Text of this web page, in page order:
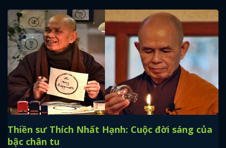
Thiền sư Thích Nhất Hạnh: Cuộc đời sáng của
bậc chân tu